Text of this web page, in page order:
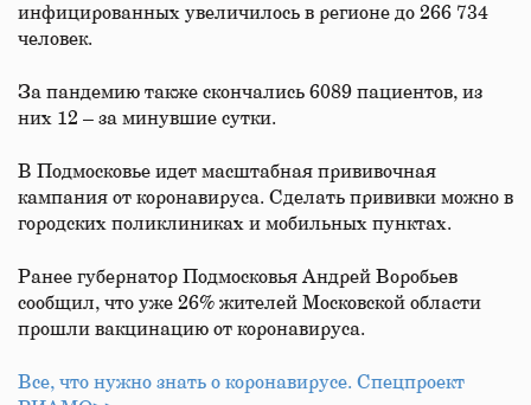
инфицированных увеличилось в регионе до 266 734
человек.
За пандемию также скончались 6089 пациентов, из
них 12 – за минувшие сутки.
В Подмосковье идет масштабная прививочная
кампания от коронавируса. Сделать прививки можно в
городских поликлиниках и мобильных пунктах.
Ранее губернатор Подмосковья Андрей Воробьев
сообщил, что уже 26% жителей Московской области
прошли вакцинацию от коронавируса.
Все, что нужно знать о коронавирусе. Спецпроект